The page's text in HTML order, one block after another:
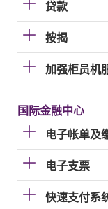
贷款
按揭
加强柜员机
国际金融中心
电子帐单及
电子支票
快速支付系